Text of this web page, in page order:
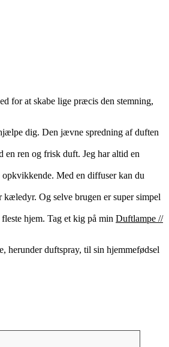
for at skabe lige præcis den stemning,
dig. Den jævne spredning af duften
en ren og frisk duft. Jeg har altid en
Med en diffuser kan du
Og selve brugen er super simpel
hjem. Tag et kig på min Duftlampe //
herunder duftspray, til sin hjemmefødsel